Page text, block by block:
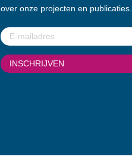
over onze projecten en publicaties.
E-
mailadres(Vereist)